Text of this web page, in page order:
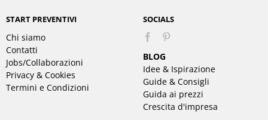
START PREVENTIVI
Chi siamo
Contatti
Jobs/Collaborazioni
Privacy & Cookies
Termini e Condizioni
SOCIALS
BLOG
Idee & Ispirazione
Guide & Consigli
Guida ai prezzi
Crescita d'impresa